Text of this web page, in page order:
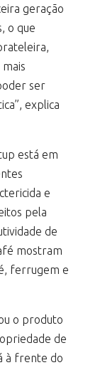
geração
o que
ser
explica
está em
e
pela
de
mostram
ferrugem e
o produto
de
à frente do